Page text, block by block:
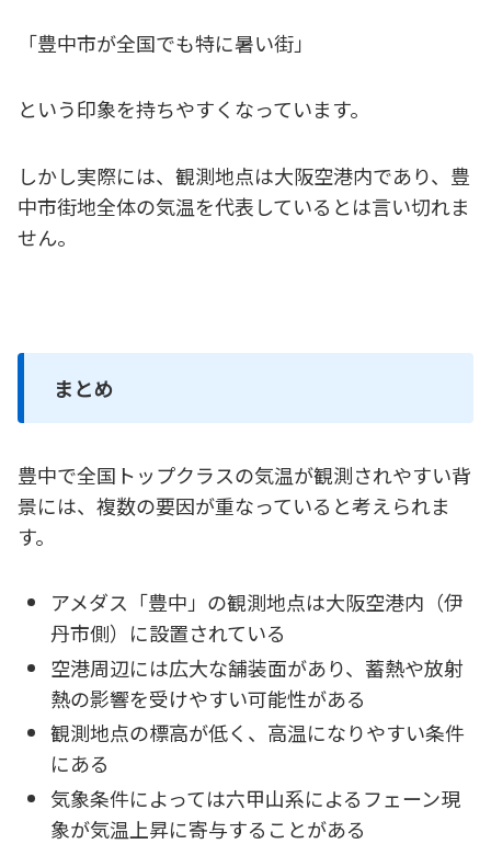
「豊中市が全国でも特に暑い街」
という印象を持ちやすくなっています。
しかし実際には、観測地点は大阪空港内であり、豊
中市街地全体の気温を代表しているとは言い切れま
せん。
まとめ
豊中で全国トップクラスの気温が観測されやすい背
景には、複数の要因が重なっていると考えられま
す。
アメダス「豊中」の観測地点は大阪空港内（伊
丹市側）に設置されている
空港周辺には広大な舗装面があり、蓄熱や放射
熱の影響を受けやすい可能性がある
観測地点の標高が低く、高温になりやすい条件
にある
気象条件によっては六甲山系によるフェーン現
象が気温上昇に寄与することがある